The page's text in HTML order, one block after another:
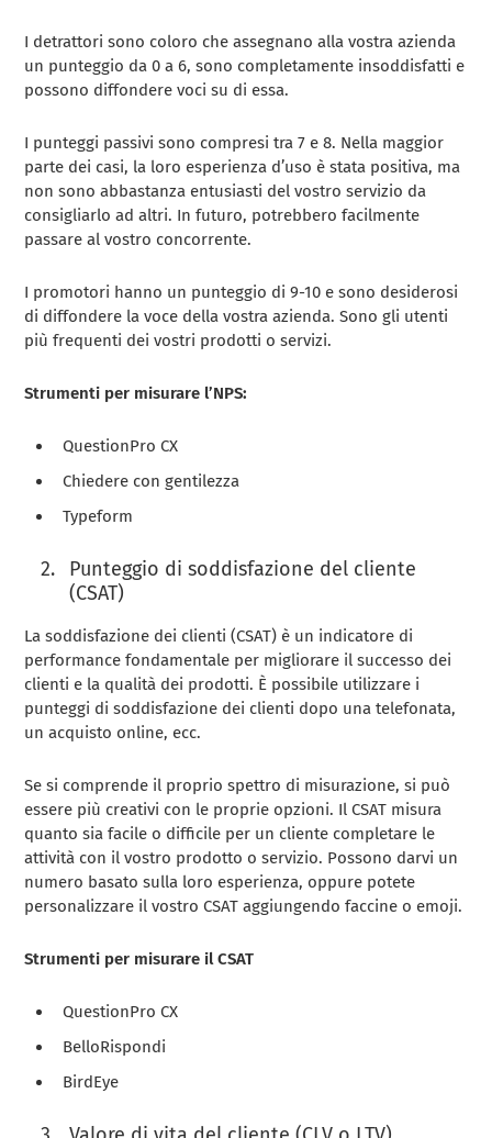
I detrattori sono coloro che assegnano alla vostra azienda
un punteggio da 0 a 6, sono completamente insoddisfatti e
possono diffondere voci su di essa.
I punteggi passivi sono compresi tra 7 e 8. Nella maggior
parte dei casi, la loro esperienza d’uso è stata positiva, ma
non sono abbastanza entusiasti del vostro servizio da
consigliarlo ad altri. In futuro, potrebbero facilmente
passare al vostro concorrente.
I promotori hanno un punteggio di 9-10 e sono desiderosi
di diffondere la voce della vostra azienda. Sono gli utenti
più frequenti dei vostri prodotti o servizi.
Strumenti per misurare l’NPS:
QuestionPro CX
Chiedere con gentilezza
Typeform
Punteggio di soddisfazione del cliente
(CSAT)
La soddisfazione dei clienti (CSAT) è un indicatore di
performance fondamentale per migliorare il successo dei
clienti e la qualità dei prodotti. È possibile utilizzare i
punteggi di soddisfazione dei clienti dopo una telefonata,
un acquisto online, ecc.
Se si comprende il proprio spettro di misurazione, si può
essere più creativi con le proprie opzioni. Il CSAT misura
quanto sia facile o difficile per un cliente completare le
attività con il vostro prodotto o servizio. Possono darvi un
numero basato sulla loro esperienza, oppure potete
personalizzare il vostro CSAT aggiungendo faccine o emoji.
Strumenti per misurare il CSAT
QuestionPro CX
BelloRispondi
BirdEye